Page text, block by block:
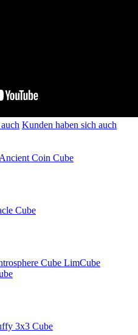
Kunden haben sich auch
Coin Cube
Cube
LimCube
3x3 Cube